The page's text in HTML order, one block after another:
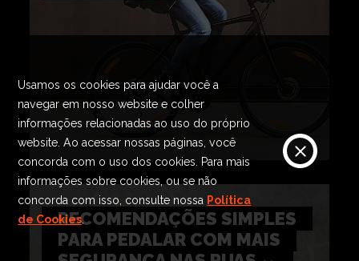
RECOMENDAÇÕES SIMPLES
PARA PEDALAR COM MAIS
Usamos os cookies para ajudar você a
navegar em nosso website e colher
informações relacionadas ao uso do próprio
website. Ao acessar nossas páginas, você
concorda com o uso dos cookies. Para mais
informações sobre cookies, ou se não
concorda com isso, consulte nossa Política
de Cookies.